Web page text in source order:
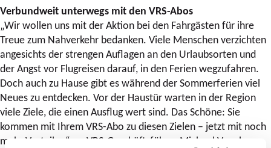
Verbundweit unterwegs mit den VRS-Abos
„Wir wollen uns mit der Aktion bei den Fahrgästen für ihre
Treue zum Nahverkehr bedanken. Viele Menschen verzichten
angesichts der strengen Auflagen an den Urlaubsorten und
der Angst vor Flugreisen darauf, in den Ferien wegzufahren.
Doch auch zu Hause gibt es während der Sommerferien viel
Neues zu entdecken. Vor der Haustür warten in der Region
viele Ziele, die einen Ausflug wert sind. Das Schöne: Sie
kommen mit Ihrem VRS-Abo zu diesen Zielen – jetzt mit noch
mehr Vorteilen“, so VRS-Geschäftsführer Michael Vogel.